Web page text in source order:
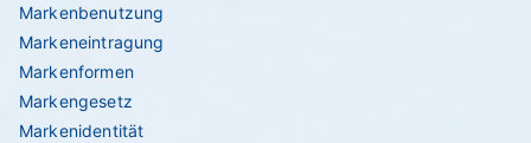
Markenbenutzung
Markeneintragung
Markenformen
Markengesetz
Markenidentität